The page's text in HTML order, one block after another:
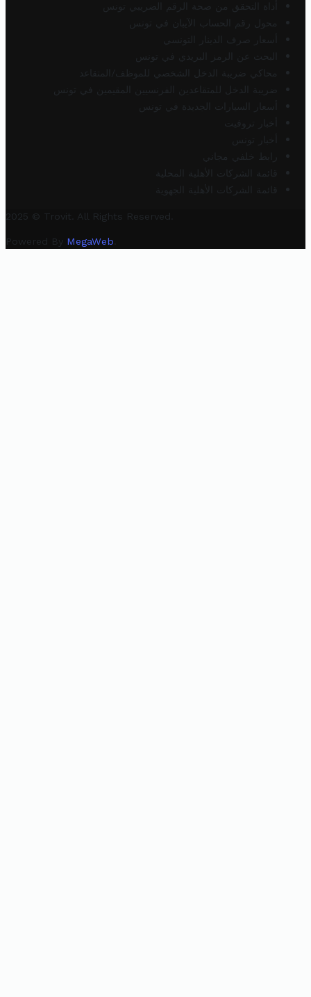
أداة التحقق من صحة الرقم الضريبي تونس
محول رقم الحساب الآيبان في تونس
أسعار صرف الدينار التونسي
البحث عن الرمز البريدي في تونس
محاكي ضريبة الدخل الشخصي للموظف/المتقاعد
ضريبة الدخل للمتقاعدين الفرنسيين المقيمين في تونس
أسعار السيارات الجديدة في تونس
أخبار تروفيت
أخبار تونس
رابط خلفي مجاني
قائمة الشركات الأهلية المحلية
قائمة الشركات الأهلية الجهوية
2025 © Trovit. All Rights Reserved.
Powered By MegaWeb